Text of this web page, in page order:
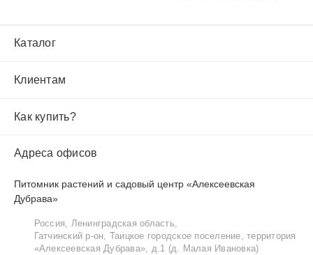
Каталог
Клиентам
Как купить?
Адреса офисов
Питомник растений и садовый центр «Алексеевская
Дубрава»
Россия, Ленинградская область,
Гатчинский р‑он, Таицкое городское поселение, территория
«Алексеевская Дубрава», д.1 (д. Малая Ивановка)